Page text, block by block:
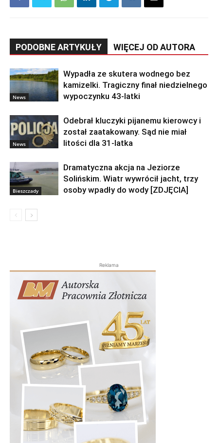
PODOBNE ARTYKUŁY WIĘCEJ OD AUTORA
News
Wypadła ze skutera wodnego bez
kamizelki. Tragiczny finał niedzielnego
wypoczynku 43-latki
News
Odebrał kluczyki pijanemu kierowcy i
został zaatakowany. Sąd nie miał
litości dla 31-latka
Bieszczady
Dramatyczna akcja na Jeziorze
Solińskim. Wiatr wywrócił jacht, trzy
osoby wpadły do wody [ZDJĘCIA]
Reklama